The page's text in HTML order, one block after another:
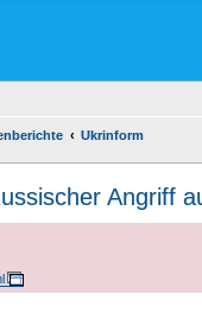
Ukrinform
Angriff